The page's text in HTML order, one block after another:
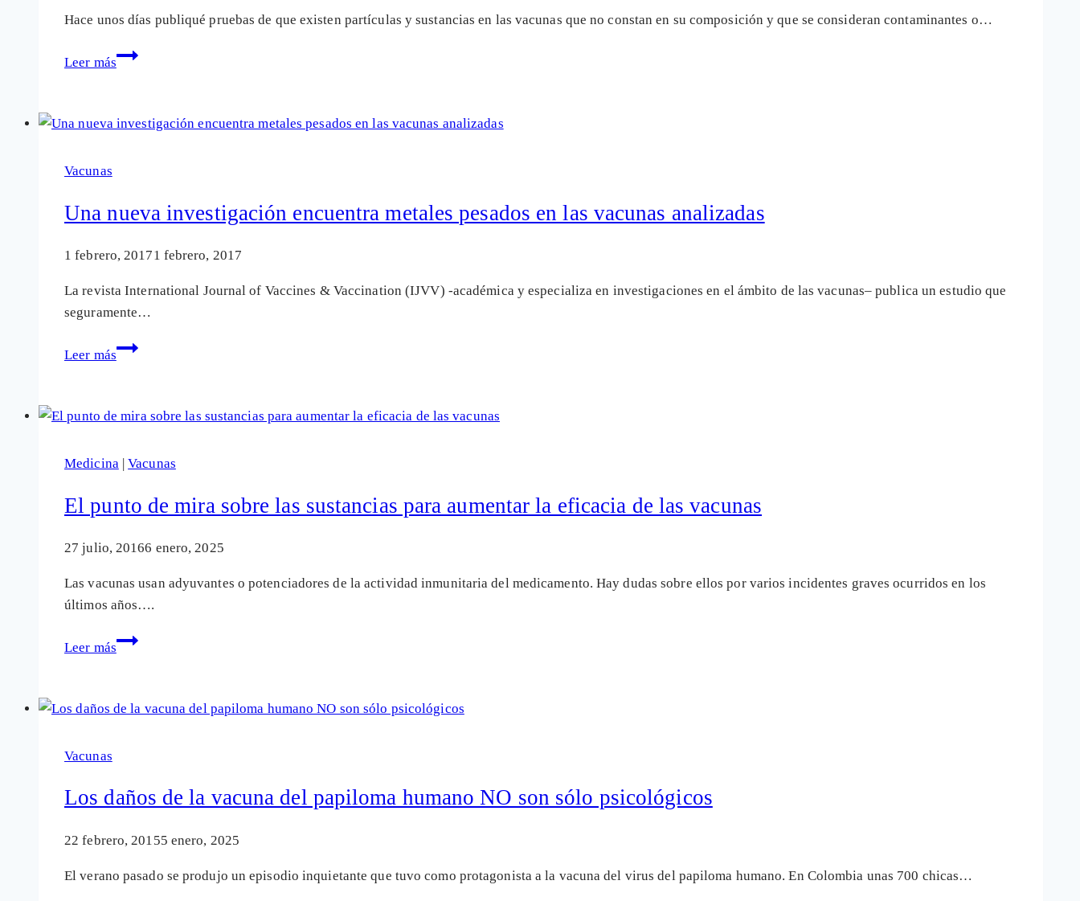
y
fármacos
Hace unos días publiqué pruebas de que existen partículas y sustancias en las vacunas que no constan en su composición y que se consideran contaminantes o…
Leer más
Familias
la
vacunas
que
pudieron
a
sus
Vacunas
Una nueva investigación encuentra metales pesados en las vacunas analizadas
1 febrero, 20171 febrero, 2017
La revista International Journal of Vaccines & Vaccination (IJVV) -académica y especializa en investigaciones en el ámbito de las vacunas– publica un estudio que
seguramente…
Leer más
Una
encuentra
pesados
las
vacunas
analizadas
Medicina|Vacunas
El punto de mira sobre las sustancias para aumentar la eficacia de las vacunas
27 julio, 20166 enero, 2025
Las vacunas usan adyuvantes o potenciadores de la actividad inmunitaria del medicamento. Hay dudas sobre ellos por varios incidentes graves ocurridos en los
últimos años….
Leer más
El
mira
para
aumentar
la
de
Vacunas
Los daños de la vacuna del papiloma humano NO son sólo psicológicos
22 febrero, 20155 enero, 2025
El verano pasado se produjo un episodio inquietante que tuvo como protagonista a la vacuna del virus del papiloma humano. En Colombia unas 700 chicas…